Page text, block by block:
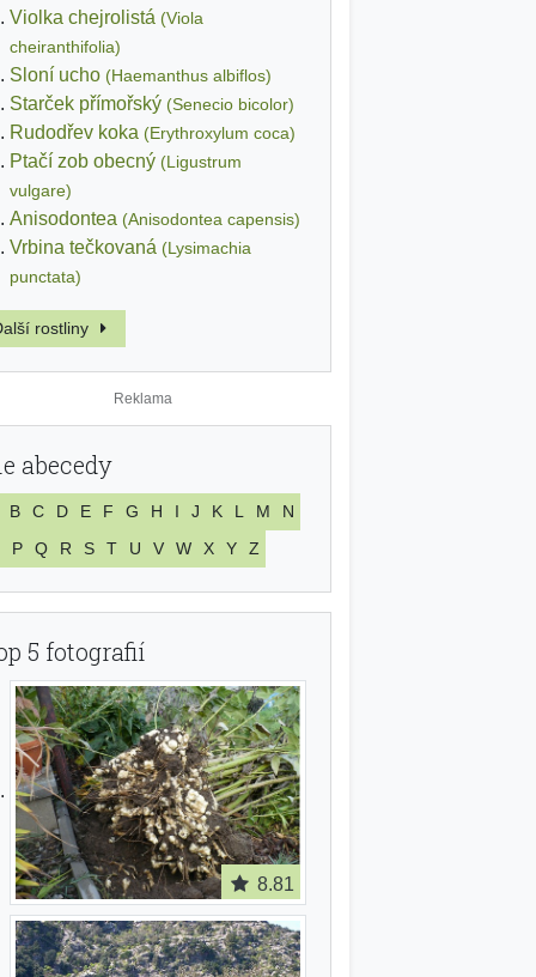
Violka chejrolistá (Viola
cheiranthifolia)
Sloní ucho (Haemanthus albiflos)
Starček přímořský (Senecio bicolor)
Rudodřev koka (Erythroxylum coca)
Ptačí zob obecný (Ligustrum
vulgare)
Anisodontea (Anisodontea capensis)
Vrbina tečkovaná (Lysimachia
punctata)
rostliny
abecedy
B C D E F G H I J K L M
N
P
Q R S T U V W X Y Z
5 fotografií
8.81